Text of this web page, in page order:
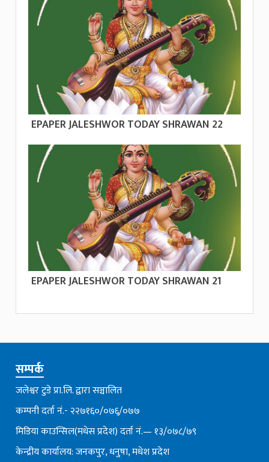
EPAPER JALESHWOR TODAY SHRAWAN 22
EPAPER JALESHWOR TODAY SHRAWAN 21
सम्पर्क
जलेश्वर टुडे प्रा.लि. द्वारा सञ्चालित
कम्पनी दर्ता नं.- २२७१६०/०७६्/०७७
मिडिया काउन्सिल(मधेस प्रदेश) दर्ता नं.— १३/०७८/७९
केन्द्रीय कार्यालय: जनकपुर, धनुषा, मधेश प्रदेश